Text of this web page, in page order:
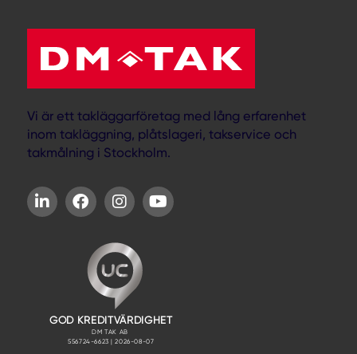
Vi är ett takläggarföretag med lång erfarenhet
inom takläggning, plåtslageri, takservice och
takmålning i Stockholm.